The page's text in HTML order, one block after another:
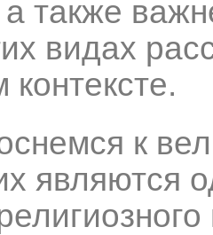
а также
видах
контексте.
к
являются